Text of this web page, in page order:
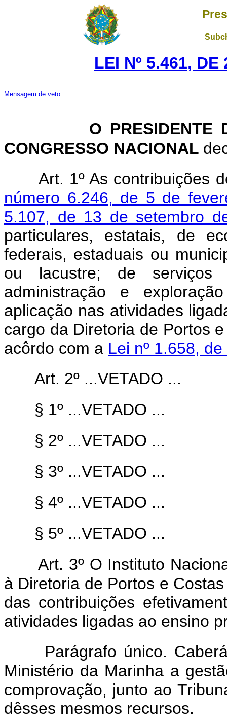
LEI Nº 5.461,
Mensagem de veto
O PRESIDENTE
CONGRESSO NACIONAL
Art. 1º As contribuições
número 6.246, de 5 de
5.107, de 13 de setembro
particulares, estatais, de
federais, estaduais ou
ou lacustre; de
administração e
aplicação nas atividades
cargo da Diretoria de Portos
acôrdo com a Lei nº 1.658,
Art. 2º ...VETADO ...
§ 1º ...VETADO ...
§ 2º ...VETADO ...
§ 3º ...VETADO ...
§ 4º ...VETADO ...
§ 5º ...VETADO ...
Art. 3º O Instituto
à Diretoria de Portos e
das contribuições
atividades ligadas ao ensino
Parágrafo único.
Ministério da Marinha a
comprovação, junto ao
dêsses mesmos recursos.